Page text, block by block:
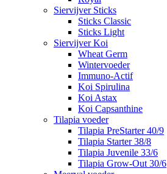
Siervijver Sticks
Sticks Classic
Sticks Light
Siervijver Koi
Wheat Germ
Wintervoeder
Immuno-Actif
Koi Spirulina
Koi Astax
Koi Capsanthine
Tilapia voeder
Tilapia PreStarter 40/9
Tilapia Starter 38/8
Tilapia Juvenile 33/6
Tilapia Grow-Out 30/6